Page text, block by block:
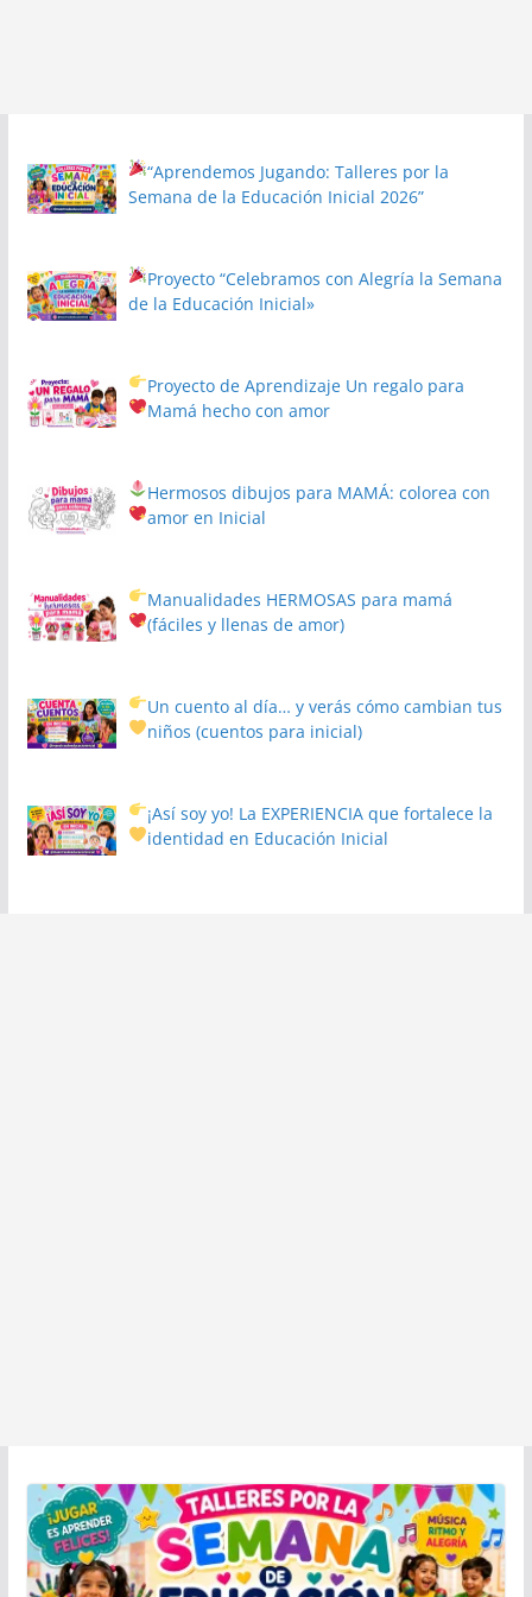
“Aprendemos Jugando: Talleres por la
Semana de la Educación Inicial 2026”
Proyecto“Celebramos con Alegría la Semana
de la Educación Inicial»
Proyecto de Aprendizaje Un regalo para
Mamá hecho con amor
Hermosos dibujos para MAMÁ: colorea con
amor en Inicial
Manualidades HERMOSAS para mamá
(fáciles y llenas de amor)
Un cuento al día… y verás cómo cambian tus
niños(cuentos para inicial)
¡Así soy yo! La EXPERIENCIA que fortalece la
identidad en Educación Inicial